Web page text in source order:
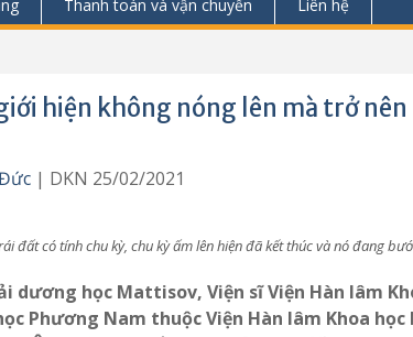
Thanh toán và vận chuyển Liên hệ
hiện không nóng lên mà trở
| DKN 25/02/2021
đất có tính chu kỳ, chu kỳ ấm lên hiện đã kết thúc và nó đang
dương học Mattisov, Viện sĩ Viện Hàn lâm
Phương Nam thuộc Viện Hàn lâm Khoa